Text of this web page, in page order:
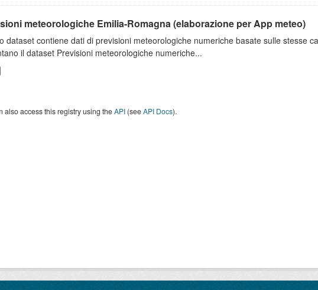
meteorologiche Emilia-Romagna (elaborazione per App meteo)
dataset contiene dati di previsioni meteorologiche numeriche basate sulle stesse
il dataset Previsioni meteorologiche numeriche...
also access this registry using theAPI(seeAPI Docs).